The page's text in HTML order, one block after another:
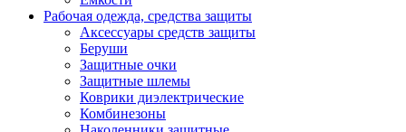
Рабочая одежда, средства защиты
Аксессуары средств защиты
Беруши
Защитные очки
Защитные шлемы
Коврики диэлектрические
Комбинезоны